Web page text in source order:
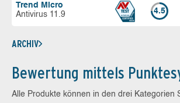
Trend Micro
Antivirus 11.9
4.5
ARCHIV
Bewertung mittels
Alle Produkte können in den drei Kategorien